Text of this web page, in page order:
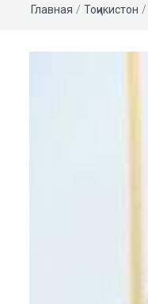
Главная / Тоҷикистон /